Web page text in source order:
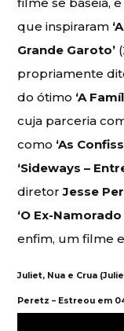
que inspiraram
Grande Garoto’
propriamente
do ótimo ‘A
cuja parceria
como ‘As
‘Sideways –
diretorJesse
‘O Ex-
enfim, um filme
Juliet, Nua e Crua
Peretz – Estreou em